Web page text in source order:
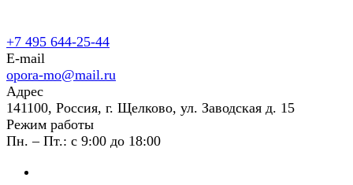
+7 495 644-25-44
E-mail
opora-mo@mail.ru
Адрес
141100, Россия, г. Щелково, ул. Заводская д. 15
Режим работы
Пн. – Пт.: с 9:00 до 18:00